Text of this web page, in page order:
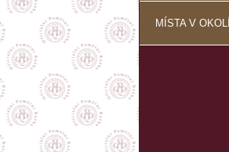
MÍSTA V OKOLÍ